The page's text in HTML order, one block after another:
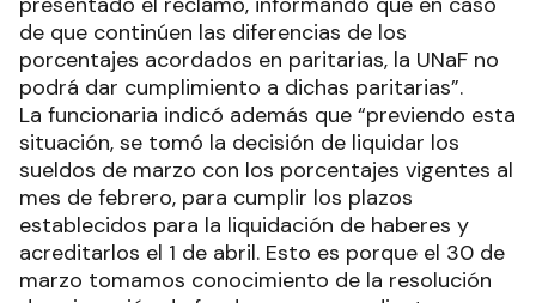
de que continúen las diferencias de los
porcentajes acordados en paritarias, la UNaF no
podrá dar cumplimiento a dichas paritarias”.
La funcionaria indicó además que “previendo esta
situación, se tomó la decisión de liquidar los
sueldos de marzo con los porcentajes vigentes al
mes de febrero, para cumplir los plazos
establecidos para la liquidación de haberes y
acreditarlos el 1 de abril. Esto es porque el 30 de
marzo tomamos conocimiento de la resolución